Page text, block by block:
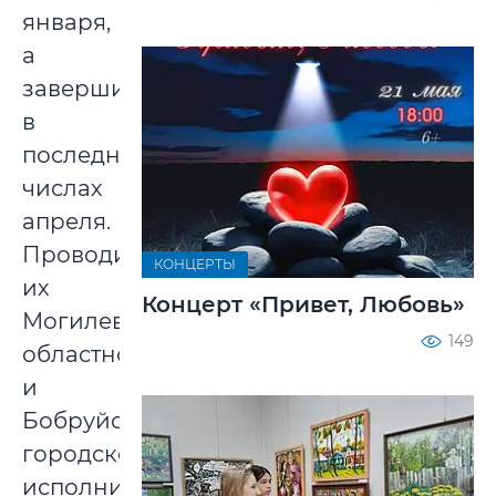
января,
а
завершились
в
последних
числах
апреля.
Проводил
их
Могилевский
областной
и
Бобруйский
городской
исполнительные
КОНЦЕРТЫ
Концерт «Привет, Любовь»
149